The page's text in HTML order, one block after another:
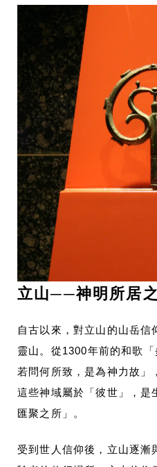
立山──神明所居
自古以來，對立山的山岳信
靈山。從1300年前的和歌
若問何所致，是為神力故」
這些神域屬於「彼世」，是
匯聚之所」。
受到世人信仰後，立山逐漸